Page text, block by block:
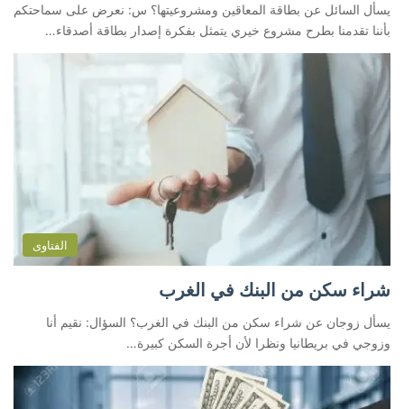
يسأل السائل عن بطاقة المعاقين ومشروعيتها؟ س: نعرض على سماحتكم
بأننا تقدمنا بطرح مشروع خيري يتمثل بفكرة إصدار بطاقة أصدقاء…
الفتاوى
شراء سكن من البنك في الغرب
يسأل زوجان عن شراء سكن من البنك في الغرب؟ السؤال: نقيم أنا
وزوجي في بريطانيا ونظرا لأن أجرة السكن كبيرة…